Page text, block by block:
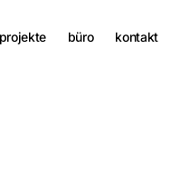
projekte büro kontakt